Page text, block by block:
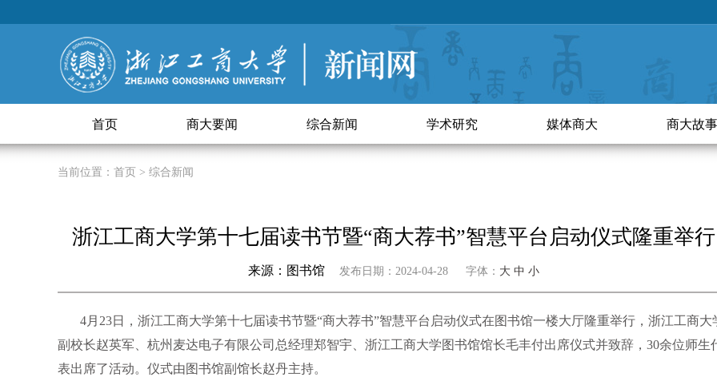
首页 商大要闻 综合新闻 学术研究 媒体商大 商大故事
当前位置： 首页 > 综合新闻
浙江工商大学第十七届读书节暨“商大荐书”智慧平台启动仪式隆重举行
来源：图书馆 发布日期：2024-04-28 字体： 大 中 小
4月 23日，浙江工商大学第十七届读书节暨“商大荐书”智慧平台启动仪式在图书馆一楼大厅隆重举行，浙江工商大
副校长赵英军、杭州麦达电子有限公司总经理郑智宇、浙江工商大学图书馆馆长毛丰付出席仪式并致辞， 30余位师生
表出席了活动。仪式由图书馆副馆长赵丹主持。